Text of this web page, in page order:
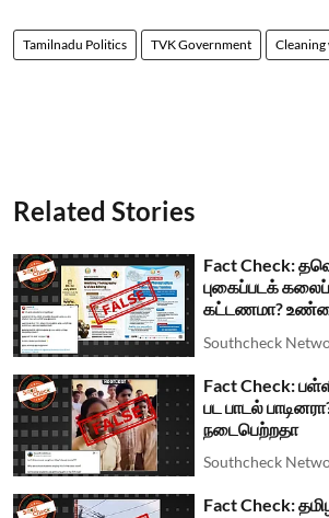
Tamilnadu Politics TVK Government
Related Stories
Fact Check:
புகைப்படக் கலைப்
கட்டணமா?
Southcheck
Fact Check:
பட பாடல்
நடைபெற்றதா
Southcheck
Fact Check: